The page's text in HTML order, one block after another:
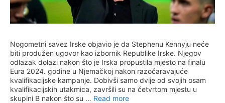
Nogometni savez Irske objavio je da Stephenu Kennyju neće
biti produžen ugovor kao izbornik Republike Irske. Njegov
odlazak dolazi nakon što je Irska propustila mjesto na finalu
Eura 2024. godine u Njemačkoj nakon razočaravajuće
kvalifikacijske kampanje. Dobivši samo dvije od svojih osam
kvalifikacijskih utakmica, završili su na četvrtom mjestu u
skupini B nakon što su … Read more